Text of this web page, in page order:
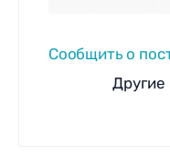
Сообщить о
Другие